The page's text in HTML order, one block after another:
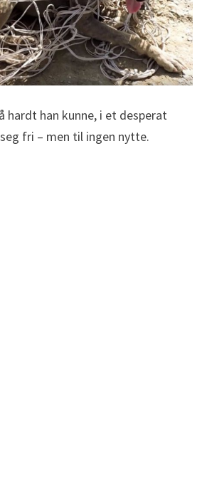
hardt han kunne, i et desperat
fri – men til ingen nytte.